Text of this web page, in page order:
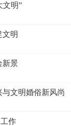
文明”
文明
新景
文明婚俗新风尚
作